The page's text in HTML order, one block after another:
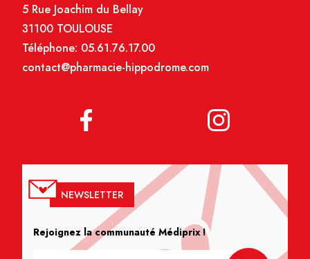
5 Rue Joachim du Bellay
31100 TOULOUSE
Téléphone: 05.61.76.17.00
contact@pharmacie-hippodrome.com
NEWSLETTER
Rejoignez la communauté Médiprix !